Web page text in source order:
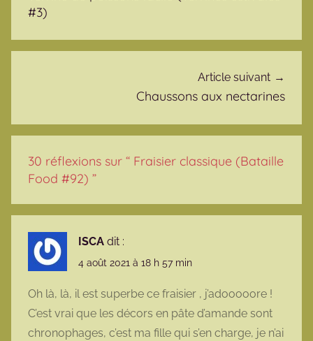
#3)
Article suivant
Chaussons aux nectarines
30 réflexions sur “ Fraisier classique (Bataille
Food #92) ”
ISCA dit :
4 août 2021 à 18 h 57 min
Oh là, là, il est superbe ce fraisier , j’adooooore !
C’est vrai que les décors en pâte d’amande sont
chronophages, c’est ma fille qui s’en charge, je n’ai